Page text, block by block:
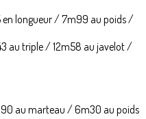
en longueur / 7m99 au poids /
au triple / 12m58 au javelot /
au marteau / 6m30 au poids